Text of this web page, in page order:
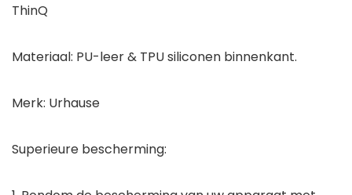
ThinQ
Materiaal: PU-leer & TPU siliconen binnenkant.
Merk: Urhause
Superieure bescherming: